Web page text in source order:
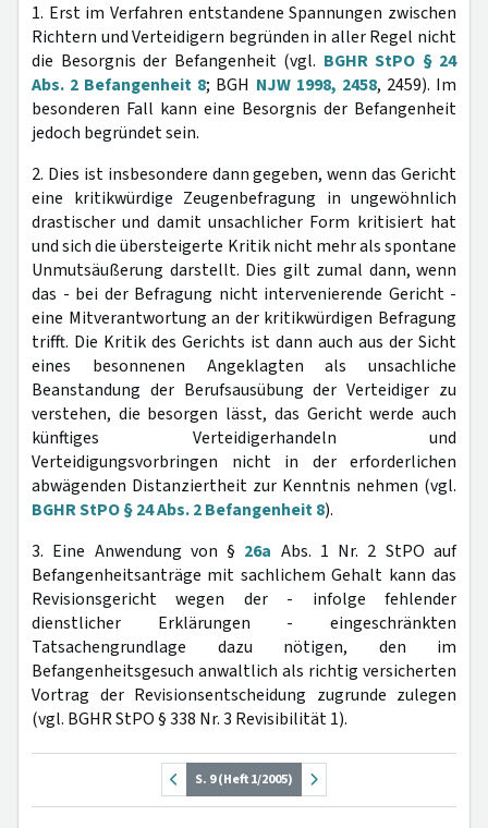
1. Erst im Verfahren entstandene Spannungen zwischen
Richtern und Verteidigern begründen in aller Regel nicht
die Besorgnis der Befangenheit (vgl. BGHR StPO § 24
Abs. 2 Befangenheit 8; BGH NJW 1998, 2458, 2459). Im
besonderen Fall kann eine Besorgnis der Befangenheit
jedoch begründet sein.
2. Dies ist insbesondere dann gegeben, wenn das Gericht
eine kritikwürdige Zeugenbefragung in ungewöhnlich
drastischer und damit unsachlicher Form kritisiert hat
und sich die übersteigerte Kritik nicht mehr als spontane
Unmutsäußerung darstellt. Dies gilt zumal dann, wenn
das - bei der Befragung nicht intervenierende Gericht -
eine Mitverantwortung an der kritikwürdigen Befragung
trifft. Die Kritik des Gerichts ist dann auch aus der Sicht
eines besonnenen Angeklagten als unsachliche
Beanstandung der Berufsausübung der Verteidiger zu
verstehen, die besorgen lässt, das Gericht werde auch
künftiges Verteidigerhandeln und
Verteidigungsvorbringen nicht in der erforderlichen
abwägenden Distanziertheit zur Kenntnis nehmen (vgl.
BGHR StPO § 24 Abs. 2 Befangenheit 8).
3. Eine Anwendung von § 26a Abs. 1 Nr. 2 StPO auf
Befangenheitsanträge mit sachlichem Gehalt kann das
Revisionsgericht wegen der - infolge fehlender
dienstlicher Erklärungen - eingeschränkten
Tatsachengrundlage dazu nötigen, den im
Befangenheitsgesuch anwaltlich als richtig versicherten
Vortrag der Revisionsentscheidung zugrunde zulegen
(vgl. BGHR StPO § 338 Nr. 3 Revisibilität 1).
S. 9 (Heft 1/2005)